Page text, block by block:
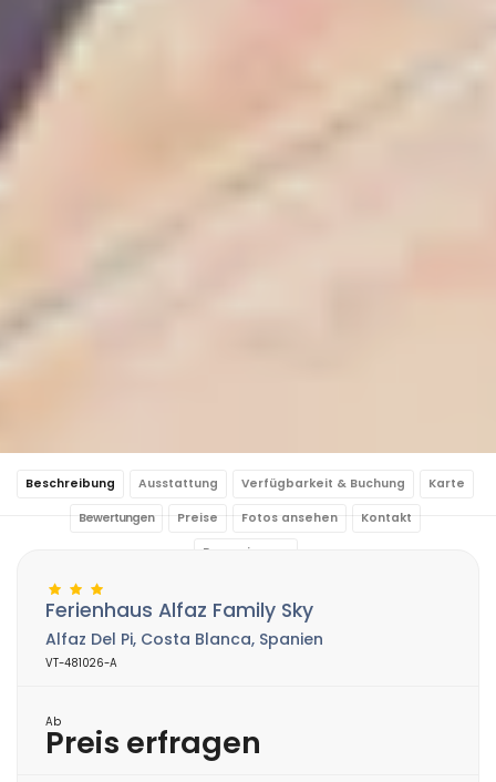
Beschreibung Ausstattung Verfügbarkeit & Buchung Karte
Bewertungen Preise Fotos ansehen Kontakt
Reservierung
Ferienhaus Alfaz Family Sky
Alfaz Del Pi, Costa Blanca, Spanien
VT-481026-A
Ab
Preis erfragen